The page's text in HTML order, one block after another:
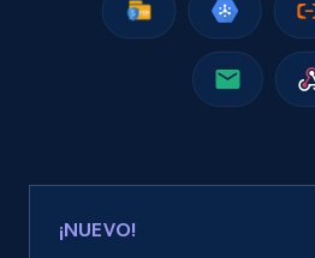
Amazon products global
¡NUEVO!